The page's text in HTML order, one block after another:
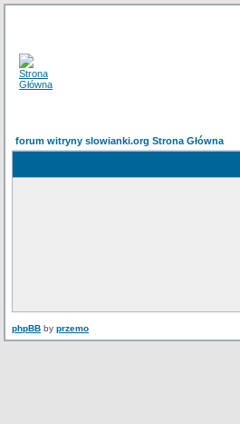
forum witryny slowianki.org Strona Główna
phpBB by przemo